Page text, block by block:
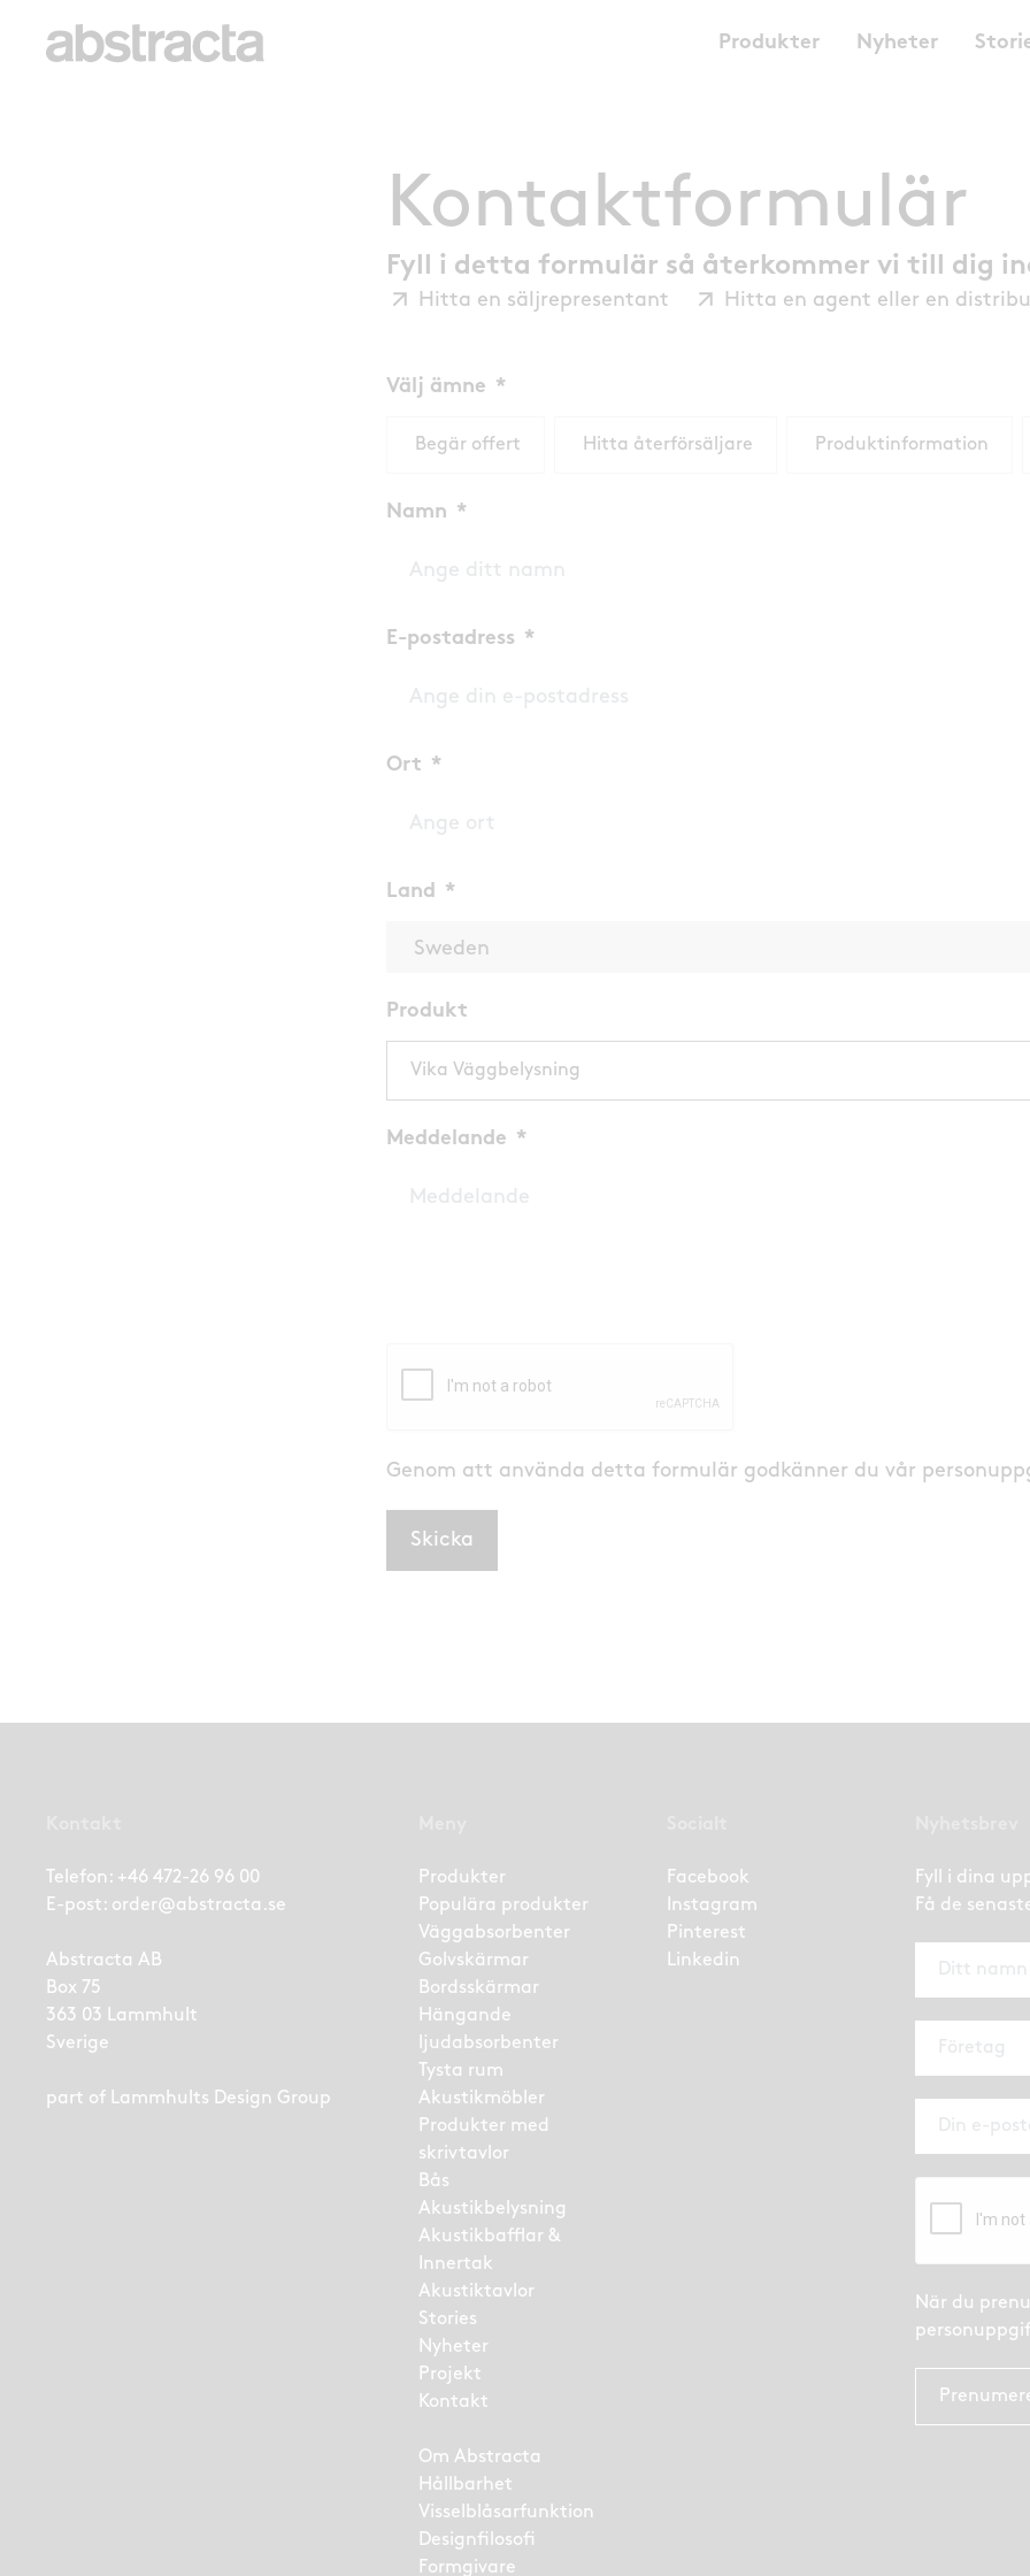
Produkter Nyheter
Kontaktformulär
Fyll i detta formulär så återkommer vi till dig
Hitta en säljrepresentant Hitta en agent eller en
Välj ämne
Begär offert Hitta återförsäljare Produktinformation
Namn
E-postadress
Ort
Land
Produkt
Vika Väggbelysning
Meddelande
Genom att använda detta formulär godkänner du vår
Skicka
Telefon: +46 472-26 96 00
E-post: order@abstracta.se
Abstracta AB
Box 75
363 03 Lammhult
Sverige
part of Lammhults Design Group
Produkter
Populära produkter
Väggabsorbenter
Golvskärmar
Bordsskärmar
Hängande
ljudabsorbenter
Tysta rum
Akustikmöbler
Produkter med
skrivtavlor
Bås
Akustikbelysning
Akustikbafflar &
Innertak
Akustiktavlor
Stories
Nyheter
Projekt
Kontakt
Om Abstracta
Hållbarhet
Visselblåsarfunktion
Designfilosofi
Formgivare
Facebook
Instagram
Pinterest
Linkedin
Fyll i dina
Få de
När du